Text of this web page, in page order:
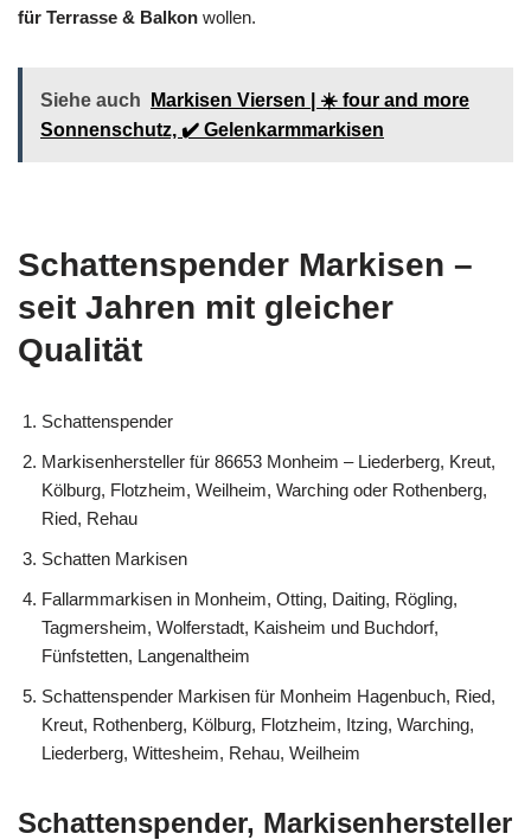
für Terrasse & Balkon wollen.
Siehe auch
Markisen Viersen | ☀️ four and more
Sonnenschutz, ✔️ Gelenkarmmarkisen
Schattenspender Markisen –
seit Jahren mit gleicher
Qualität
Schattenspender
Markisenhersteller für 86653 Monheim – Liederberg, Kreut,
Kölburg, Flotzheim, Weilheim, Warching oder Rothenberg,
Ried, Rehau
Schatten Markisen
Fallarmmarkisen in Monheim, Otting, Daiting, Rögling,
Tagmersheim, Wolferstadt, Kaisheim und Buchdorf,
Fünfstetten, Langenaltheim
Schattenspender Markisen für Monheim Hagenbuch, Ried,
Kreut, Rothenberg, Kölburg, Flotzheim, Itzing, Warching,
Liederberg, Wittesheim, Rehau, Weilheim
Schattenspender, Markisenhersteller